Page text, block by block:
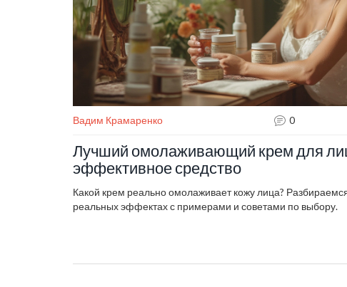
Вадим Крамаренко 0
Лучший омолаживающий крем для
эффективное средство
Какой крем реально омолаживает кожу лица?
реальных эффектах с примерами и советами по выбору.